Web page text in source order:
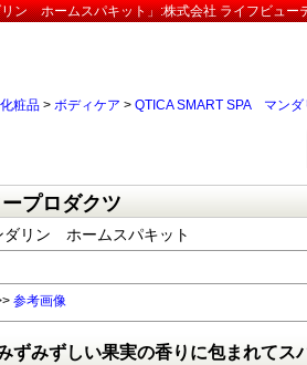
ン ホームスパキット」:株式会社 ライフビュー
化粧品 > ボディケア > QTICA SMART SPA マン
プロダクツ
リン ホームスパキット
参考画像
ずみずしい果実の香りに包まれてス